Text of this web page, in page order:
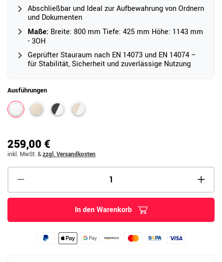
Abschließbar und Ideal zur Aufbewahrung von Ordnern
und Dokumenten
Maße: Breite: 800 mm Tiefe: 425 mm Höhe: 1143 mm
- 3OH
Geprüfter Stauraum nach EN 14073 und EN 14074 –
für Stabilität, Sicherheit und zuverlässige Nutzung
Ausführungen
259,00 €
inkl. MwSt. &zzgl. Versandkosten
In den Warenkorb